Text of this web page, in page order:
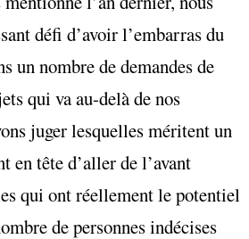
défi d’avoir l’embarras du
un nombre de demandes de
qui va au-delà de nos
juger lesquelles méritent un
en tête d’aller de l’avant
qui ont réellement le potentiel
de personnes indécises